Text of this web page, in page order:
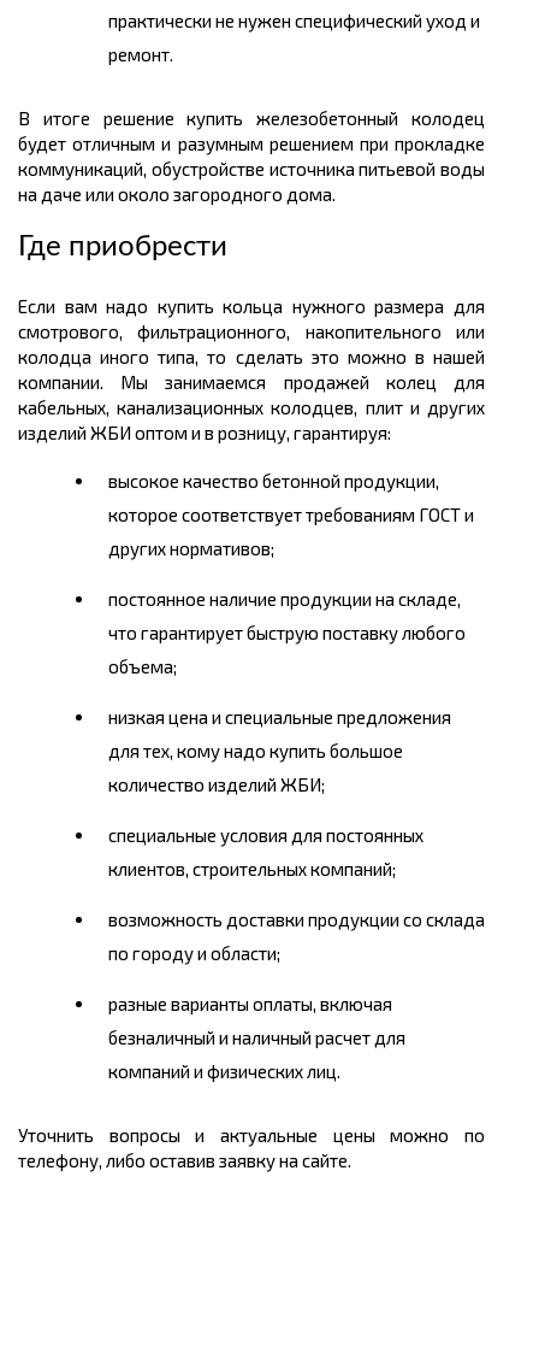
практически не нужен специфический уход и
ремонт.
В итоге решение купить железобетонный колодец
будет отличным и разумным решением при прокладке
коммуникаций, обустройстве источника питьевой воды
на даче или около загородного дома.
Где приобрести
Если вам надо купить кольца нужного размера для
смотрового, фильтрационного, накопительного или
колодца иного типа, то сделать это можно в нашей
компании. Мы занимаемся продажей колец для
кабельных, канализационных колодцев, плит и других
изделий ЖБИ оптом и в розницу, гарантируя:
высокое качество бетонной продукции,
которое соответствует требованиям ГОСТ и
других нормативов;
постоянное наличие продукции на складе,
что гарантирует быструю поставку любого
объема;
низкая цена и специальные предложения
для тех, кому надо купить большое
количество изделий ЖБИ;
специальные условия для постоянных
клиентов, строительных компаний;
возможность доставки продукции со склада
по городу и области;
разные варианты оплаты, включая
безналичный и наличный расчет для
компаний и физических лиц.
Уточнить вопросы и актуальные цены можно по
телефону, либо оставив заявку на сайте.